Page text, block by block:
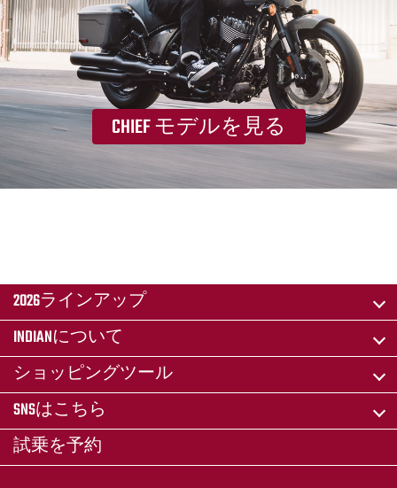
CHIEF モデルを見る
2026ラインアップ
INDIANについて
ショッピングツール
SNSはこちら
試乗を予約